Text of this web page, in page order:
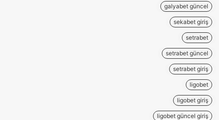
galyabet güncel
sekabet giriş
setrabet
setrabet güncel
setrabet giriş
ligobet
ligobet giriş
ligobet güncel giriş